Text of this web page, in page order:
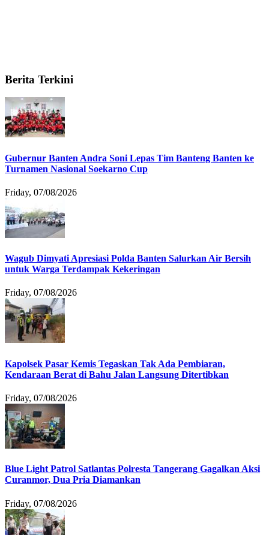
Berita Terkini
Gubernur Banten Andra Soni Lepas Tim Banteng Banten ke
Turnamen Nasional Soekarno Cup
Friday, 07/08/2026
Wagub Dimyati Apresiasi Polda Banten Salurkan Air Bersih
untuk Warga Terdampak Kekeringan
Friday, 07/08/2026
Kapolsek Pasar Kemis Tegaskan Tak Ada Pembiaran,
Kendaraan Berat di Bahu Jalan Langsung Ditertibkan
Friday, 07/08/2026
Blue Light Patrol Satlantas Polresta Tangerang Gagalkan Aksi
Curanmor, Dua Pria Diamankan
Friday, 07/08/2026